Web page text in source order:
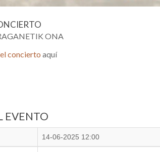
ONA
concierto aquí
EVENTO
14-06-2025 12:00